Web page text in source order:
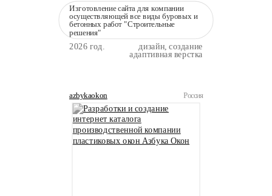
Изготовление сайта для компании
осуществляющей все виды буровых и
бетонных работ "Строительные
решения"
2026 год. дизайн, создание
адаптивная верстка
azbykaokon Россия